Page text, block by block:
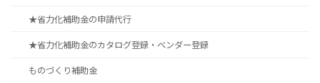
★省力化補助金の申請代行
★省力化補助金のカタログ登録・ベンダー登録
ものづくり補助金